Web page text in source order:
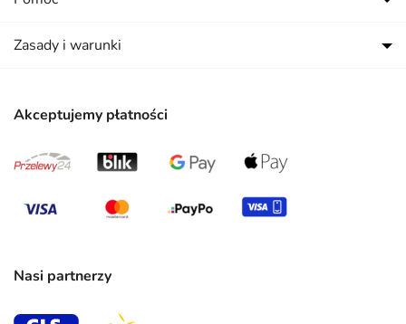
Akceptujemy płatności
Nasi partnerzy
Zasady i warunki